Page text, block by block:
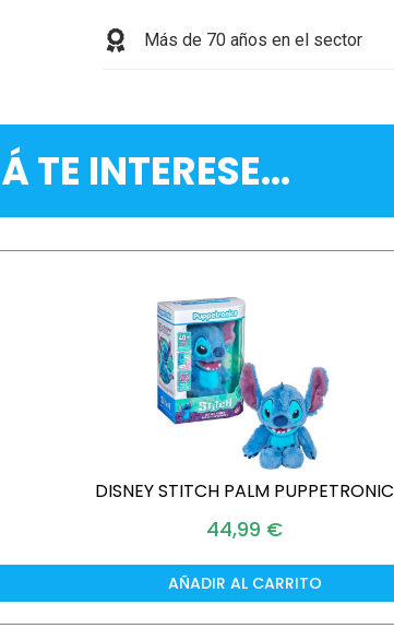
Más de 70 años en el sector
TE INTERESE...
DISNEY STITCH PALM PUPPETRONIC
44,99 €
AÑADIR AL CARRITO